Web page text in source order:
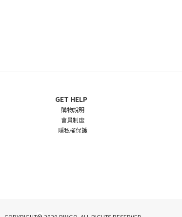
GET HELP
購物說明
會員制度
隱私權保護